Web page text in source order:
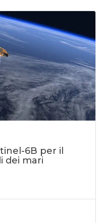
6B per il
dei mari